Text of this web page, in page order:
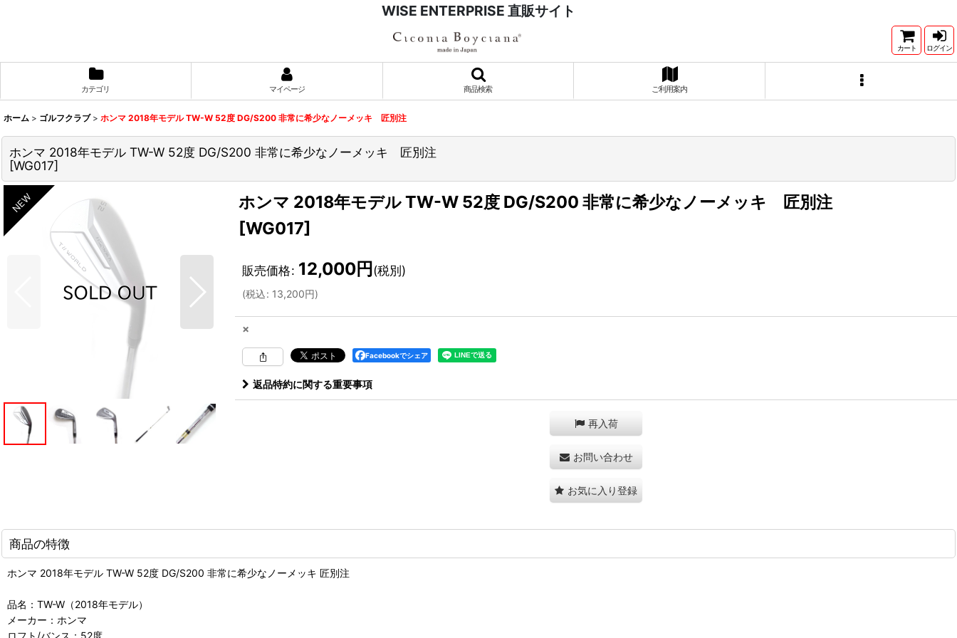
WISE ENTERPRISE 直販サイト
カート ログイン
カテゴリ マイページ 商品検索 ご利用案内
ホーム > ゴルフクラブ > ホンマ 2018年モデル TW-W 52度 DG/S200 非常に希少なノーメッキ 匠別注
ホンマ 2018年モデル TW-W 52度 DG/S200 非常に希少なノーメッキ 匠別注
[WG017]
ホンマ 2018年モデル TW-W 52度 DG/S200 非常に希少なノーメッキ 匠別注
[WG017]
販売価格: 12,000円 (税別)
(税込: 13,200円)
×
Facebookでシェア
返品特約に関する重要事項
再入荷
お問い合わせ
お気に入り登録
商品の特徴
ホンマ 2018年モデル TW-W 52度 DG/S200 非常に希少なノーメッキ 匠別注
品名：TW-W（2018年モデル）
メーカー：ホンマ
ロフト/バンス：52度